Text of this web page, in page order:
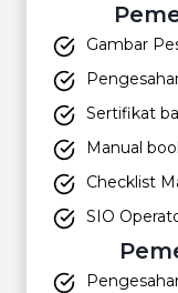
Gambar
Sertifikat
Manual
Checklist
SIO